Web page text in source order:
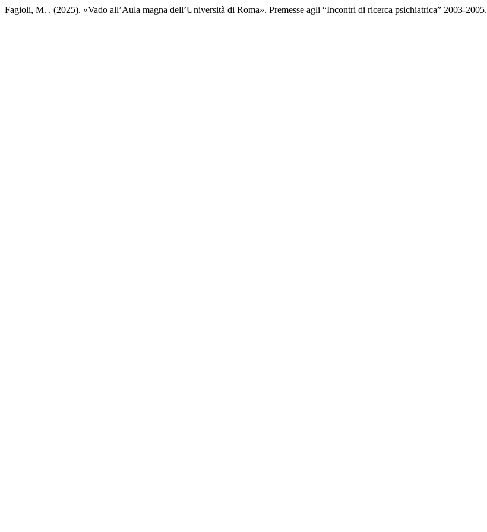
Fagioli, M. . (2025). «Vado all’Aula magna dell’Università di Roma». Premesse agli “Incontri di ricerca psichiatrica” 2003-2005.